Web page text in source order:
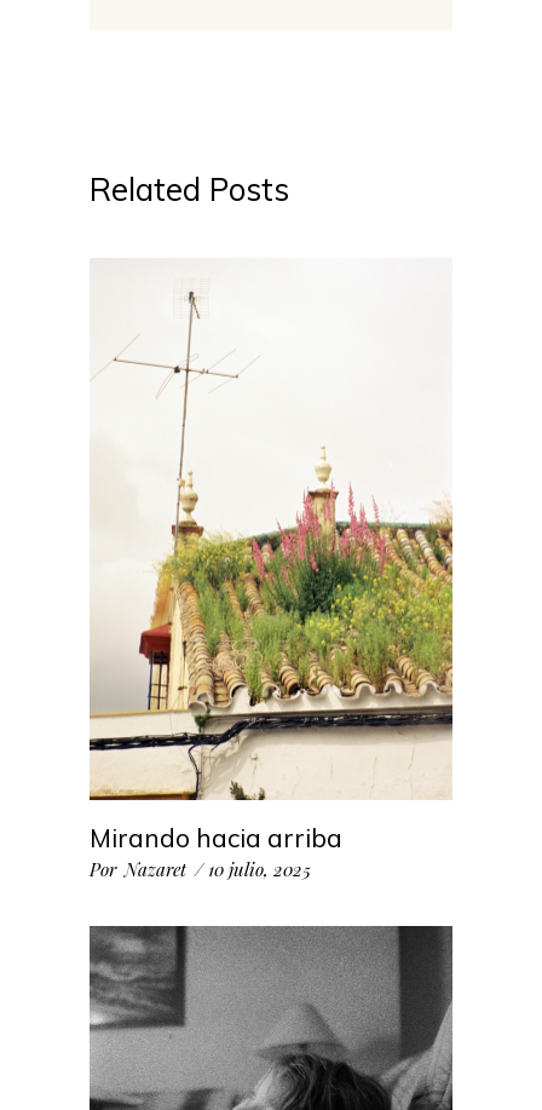
Related Posts
Mirando hacia arriba
Por Nazaret 10 julio, 2025